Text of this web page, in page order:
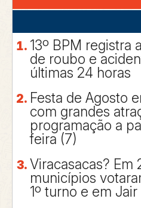
13º BPM registra
de roubo e
últimas 24 horas
Festa de Agosto
com grandes
programação a
feira (7)
Viracasacas? Em
municípios
1º turno e em Jair